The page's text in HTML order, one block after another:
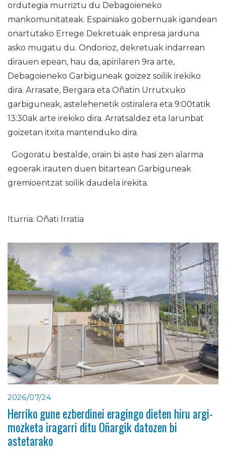
ordutegia murriztu du Debagoieneko
mankomunitateak. Espainiako gobernuak igandean
onartutako Errege Dekretuak enpresa jarduna
asko mugatu du. Ondorioz, dekretuak indarrean
dirauen epean, hau da, apirilaren 9ra arte,
Debagoieneko Garbiguneak goizez soilik irekiko
dira. Arrasate, Bergara eta Oñatin Urrutxuko
garbiguneak, astelehenetik ostiralera eta 9:00tatik
13:30ak arte irekiko dira. Arratsaldez eta larunbat
goizetan itxita mantenduko dira.
Gogoratu bestalde, orain bi aste hasi zen alarma
egoerak irauten duen bitartean Garbiguneak
gremioentzat soilik daudela irekita.
Iturria: Oñati Irratia
2026/07/24
Herriko gune ezberdinei eragingo dieten hiru argi-
mozketa iragarri ditu Oñargik datozen bi
astetarako